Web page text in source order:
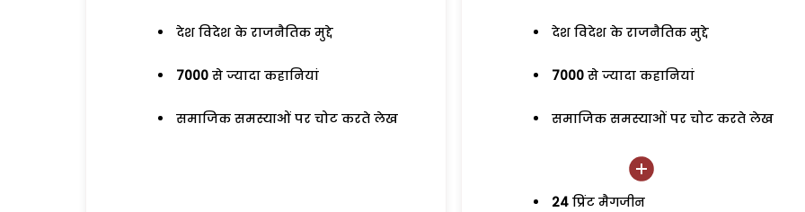
देश विदेश के राजनैतिक मुद्दे
7000 से ज्यादा कहानियां
समाजिक समस्याओं पर चोट करते लेख
देश विदेश के राजनैतिक मुद्दे
7000 से ज्यादा कहानियां
समाजिक समस्याओं पर चोट करते लेख
24 प्रिंट मैगजीन